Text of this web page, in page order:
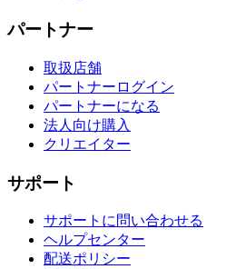
パートナー
取扱店舗
パートナーログイン
パートナーになる
法人向け購入
クリエイター
サポート
サポートに問い合わせる
ヘルプセンター
配送ポリシー